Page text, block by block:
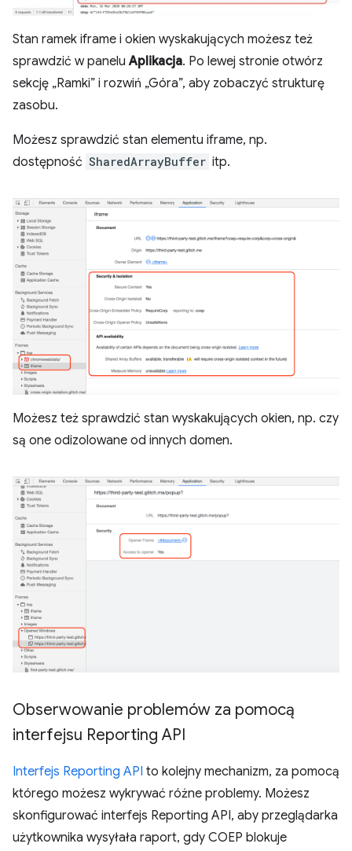
Stan ramek iframe i okien wyskakujących możesz też
sprawdzić w paneluAplikacja. Po lewej stronie otwórz
sekcję „Ramki” i rozwiń „Góra”, aby zobaczyć strukturę
zasobu.
Możesz sprawdzić stan elementu iframe, np.
dostępność SharedArrayBuffer itp.
Możesz też sprawdzić stan wyskakujących okien, np. czy
są one odizolowane od innych domen.
Obserwowanie problemów za pomocą
interfejsu Reporting API
Interfejs Reporting API to kolejny mechanizm, za pomocą
którego możesz wykrywać różne problemy. Możesz
skonfigurować interfejs Reporting API, aby przeglądarka
użytkownika wysyłała raport, gdy COEP blokuje